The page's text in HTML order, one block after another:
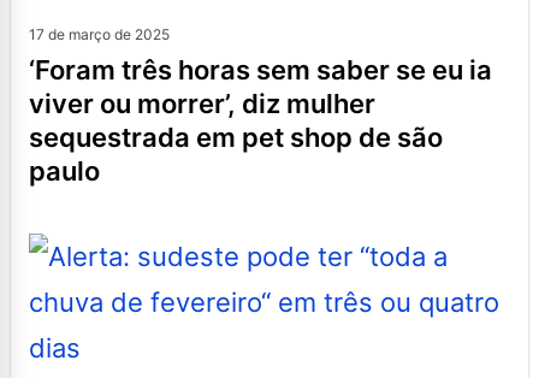
17 de março de 2025
‘foram três horas sem saber se eu ia
viver ou morrer’, diz mulher
sequestrada em pet shop de são
paulo